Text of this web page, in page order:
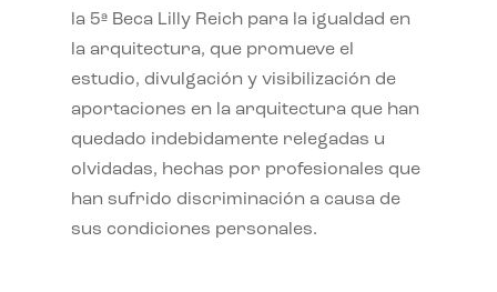
la 5ª Beca Lilly Reich para la igualdad en
la arquitectura, que promueve el
estudio, divulgación y visibilización de
aportaciones en la arquitectura que han
quedado indebidamente relegadas u
olvidadas, hechas por profesionales que
han sufrido discriminación a causa de
sus condiciones personales.